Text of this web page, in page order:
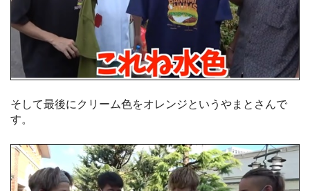
そして最後にクリーム色をオレンジというやまとさんで
す。